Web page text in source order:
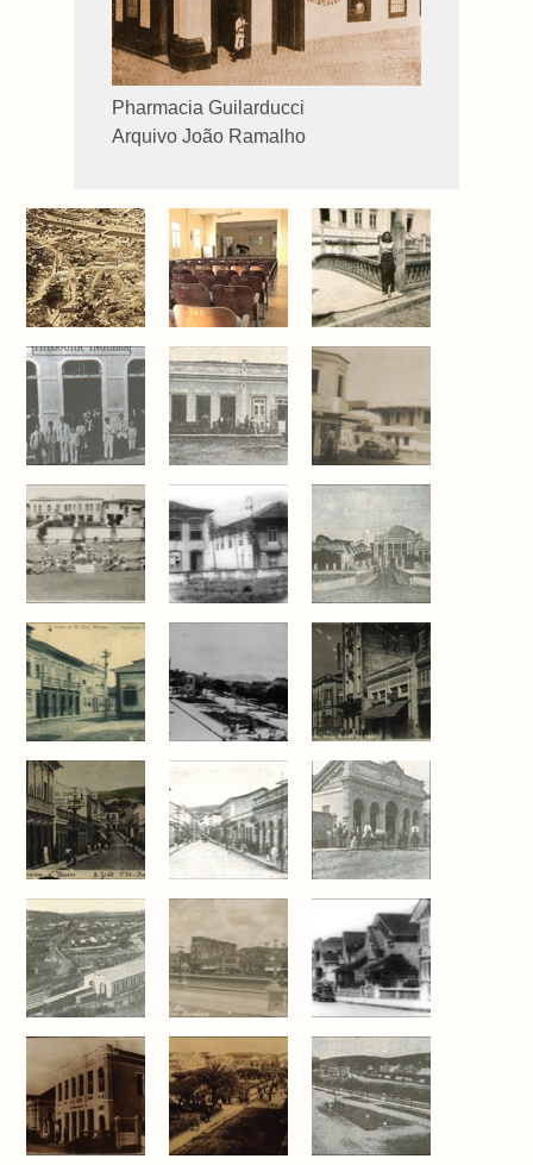
Pharmacia Guilarducci
Arquivo João Ramalho